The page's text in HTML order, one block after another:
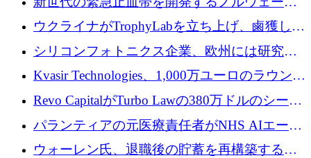
を開始、ヨーロッパのシリコンフォトニクス
に警告
スタートアップ企業を紹介する
ウクライナがTrophyLabを立ち上げ、鹵獲した
ロシア兵器を戦場の研究開発プラットフォー
ムに変える
シリコンフォトニクス企業、欧州には研究を
商業的に成功させるためのインフラが不足し
Kvasir Technologies、1,000万ユーロのラウンド
で成長を促進
Revo CapitalがTurbo Lawの380万ドルのシード
ラウンドを主導し、訴訟プラットフォームを
パランティアの元医療責任者がNHS AIエージ
ェントの立ち上げに1,000万ポンドを調達
ウォーレン氏、退職後の貯蓄を再構築するた